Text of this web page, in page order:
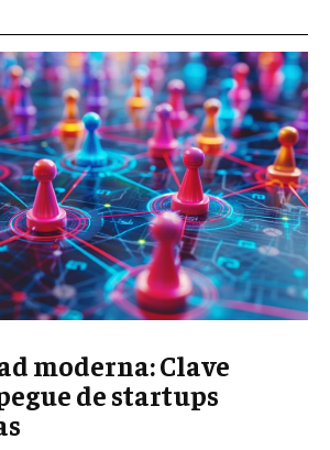
moderna: Clave
de startups